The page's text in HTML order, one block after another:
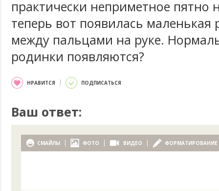
практически неприметное пятно
теперь вот появилась
между пальцами на руке.
родинки появляются?
НРАВИТСЯ ПОДПИСАТЬСЯ
Ваш ответ:
СМАЙЛЫ ФОТО ВИДЕО ФОРМАТИРОВАНИЕ